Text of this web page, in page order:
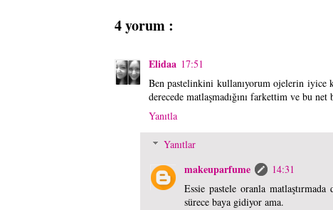
4 yorum :
Elidaa 17:51
Ben pastelinkini kullanıyorum ojelerin iyice
derecede matlaşmadığını farkettim ve bu
Yanıtla
Yanıtlar
makeuparfume
14:31
Essie pastele oranla
sürece baya gidiyor ama.